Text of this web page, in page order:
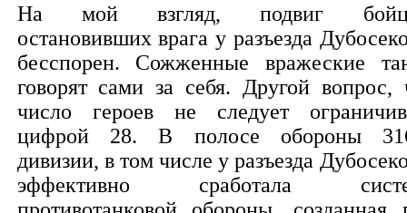
На мой взгляд, подвиг
остановивших врага у разъезда
бесспорен. Сожженные вражеские
говорят сами за себя. Другой вопрос,
число героев не следует
цифрой 28. В полосе обороны
дивизии, в том числе у разъезда
эффективно сработала